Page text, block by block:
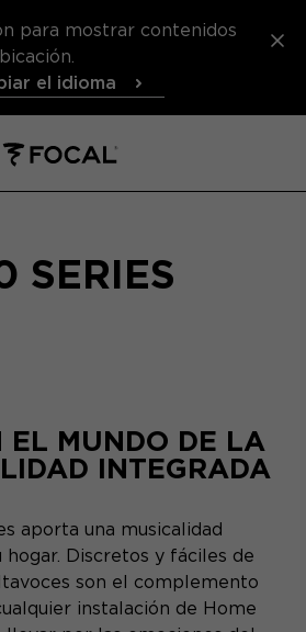
para mostrar contenidos
el idioma
SERIES
EL MUNDO DE LA
INTEGRADA
aporta una musicalidad
hogar. Discretos y fáciles de
son el complemento
instalación de Home